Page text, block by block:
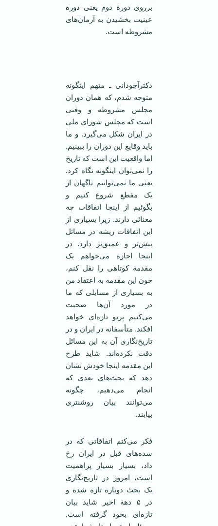
برروی دورة دوم یعنی دورة
عینیت بخشیدن به آرمان‌های
مشروطه است.
دکترآجودانی ـ منهم اینگونه
متوجه شدم، که‌‌ همان دوران
مجلس مشروطه و وقتی
است که مجلس شورای ملی
در ایران شکل می‌گیرد. و ما
باید وقایع این دوران را ببینیم.
اما واقعیت این است که تاریخ
را نمی‌توان اینگونه نگاه کرد.
یعنی ما نمی‌توانیم ناگهان از
یک مقطع شروع کنیم و
بگوئیم از اینجا اتفاقات چه
معنائی دارند. زیرا بسیاری از
این اتفاقات ریشه در مسائل
پیش‌تر و عمیق‌تر دارد. در
اینجا اجازه می‌خواهم یک
مقدمة کوتاهی را نقل کنم،
چون این مقدمه به اعتقاد من
به بسیاری از مسایلی که ما
در مورد آن‌ها صحبت
می‌کنیم پرتو تازه‌ای خواهد
افکند. متأسفانه در ایران و در
تاریخ‌نگاری آن به این مسائل
دقت نکرده‌اند. شاید طرح
این مقدمه اینجا خودش نشان
دهد که بحث‌های بعدی که
انجام می‌دهیم، چگونه
می‌توانند بیان روشنتری
بیابند.
فکر می‌کنم اتفاقاتی که در
سده‌های قبل در ایران رخ
داد، بسیار بسیار پراهمیت
است، امروز در تاریخ‌نگاری
یک بحث دوباره تازه شده و
در ۵ دهة اخیر شاید بیان
تازه‌ای بخود گرفته است.